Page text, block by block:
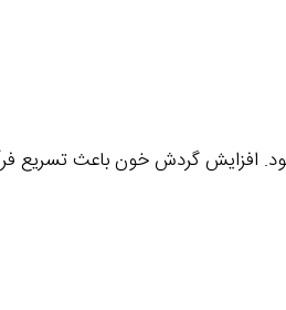
افزایش گردش خون باعث تسریع